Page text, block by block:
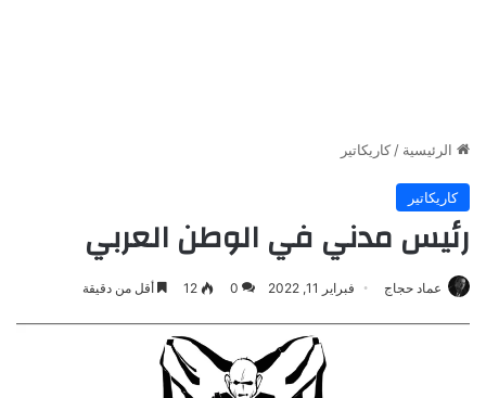
الرئيسية / كاريكاتير
كاريكاتير
رئيس مدني في الوطن العربي
عماد حجاج فبراير 11, 2022 0
12 أقل من دقيقة